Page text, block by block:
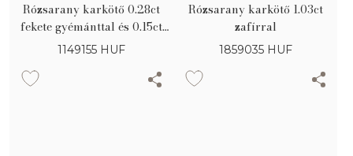
Rózsarany karkötő 0.28ct
fekete gyémánttal és 0.15ct
tiszta gyémántokkal
1149155 HUF
Rózsarany karkötő 1.03ct
zafírral
1859035 HUF